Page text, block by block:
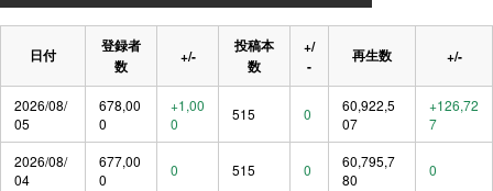
日付
登録者
数
+/-
投稿本
数
+/
-
再生数 +/-
2026/08/
05
678,00
0
+1,00
0
515 0
60,922,5
07
+126,72
7
2026/08/
04
677,00
0
0 515 0
60,795,7
80
0